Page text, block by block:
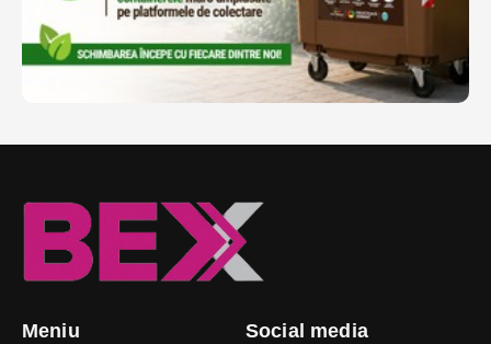
Meniu Social media